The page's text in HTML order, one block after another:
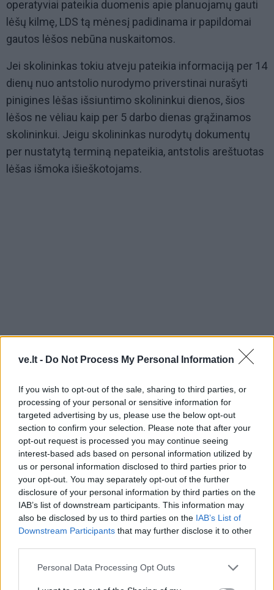
ve.lt - Do Not Process My Personal Information
If you wish to opt-out of the sale, sharing to third parties, or
processing of your personal or sensitive information for
targeted advertising by us, please use the below opt-out
section to confirm your selection. Please note that after your
opt-out request is processed you may continue seeing
interest-based ads based on personal information utilized by
us or personal information disclosed to third parties prior to
your opt-out. You may separately opt-out of the further
disclosure of your personal information by third parties on the
IAB’s list of downstream participants. This information may
also be disclosed by us to third parties on the IAB’s List of
Downstream Participants that may further disclose it to other
Personal Data Processing Opt Outs
operatyviai pateikia duomenis apie planuojamų gauti
lėšų kilmę, LDS tą mėnesį padidinama ir papildomai
gautos lėšos nebūna nuskaitomos.
Jei skolininkas tokiu atveju pateikia informaciją per 14
dienų nuo antstolio nurodymo priverstinai nurašyti
pinigines lėšas išsiuntimo skolininkui dienos, šios
lėšos ne vėliau kaip per 5 darbo dienas grąžinamos
skolininkui. Jeigu skolininkas nurodytų dokumentų
per nustatytą terminą nepateikia, antstolis areštuotas
lėšas išmoka išieškotojams.
kontoromis dėl Algimanto situacijos kol kas
nebendravusi, tačiau svarsto, kad tikėtina, jog
dienpinigių lėšos nebuvo grąžintos dėl to, kad vyras
reikiamus dokumentus pateikė pavėluotai, tai yra, kai
lėšos jau buvo paskirstytos kreditoriams.
Pastangos vėl dirbti – nesėkmingos
Nacionalinio skurdo mažinimo organizacijų tinklo
direktorės Aistės Adomavičienės teigimu, Algimantas
įstumtas į dar didesnį kampą ir, nors kurį laiką bandė